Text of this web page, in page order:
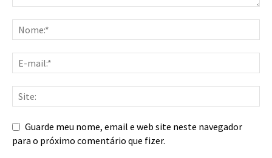
Guarde meu nome, email e web site neste navegador
para o próximo comentário que fizer.